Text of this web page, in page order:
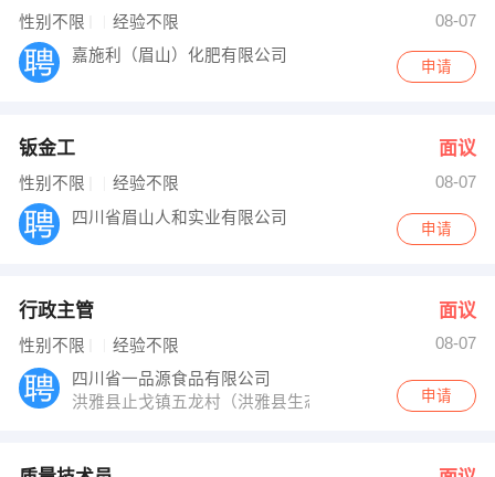
性别不限 经验不限
08-07
嘉施利（眉山）化肥有限公司
申请
钣金工 面议
性别不限 经验不限
08-07
四川省眉山人和实业有限公司
申请
行政主管 面议
性别不限 经验不限
08-07
四川省一品源食品有限公司
洪雅县止戈镇五龙村（洪雅县生态养生食品产业区）
申请